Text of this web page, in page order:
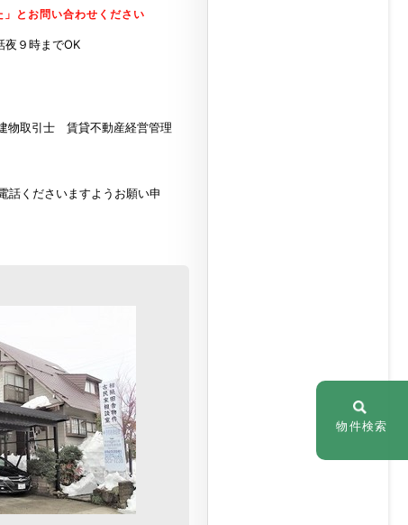
とお問い合わせください
９時までOK
物取引士 賃貸不動産経営管理
話くださいますようお願い申
物件検索